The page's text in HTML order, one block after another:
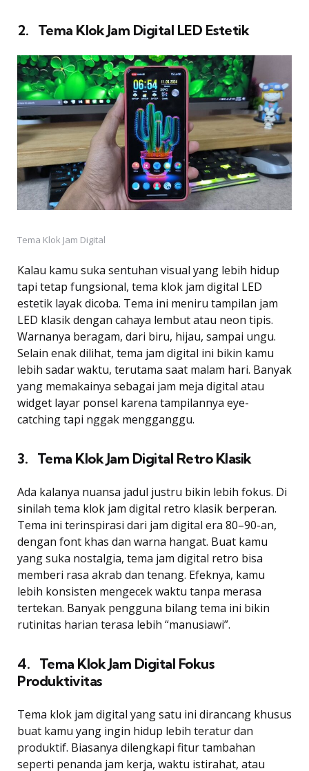
2. Tema Klok Jam Digital LED Estetik
Tema Klok Jam Digital
Kalau kamu suka sentuhan visual yang lebih hidup
tapi tetap fungsional, tema klok jam digital LED
estetik layak dicoba. Tema ini meniru tampilan jam
LED klasik dengan cahaya lembut atau neon tipis.
Warnanya beragam, dari biru, hijau, sampai ungu.
Selain enak dilihat, tema jam digital ini bikin kamu
lebih sadar waktu, terutama saat malam hari. Banyak
yang memakainya sebagai jam meja digital atau
widget layar ponsel karena tampilannya eye-
catching tapi nggak mengganggu.
3. Tema Klok Jam Digital Retro Klasik
Ada kalanya nuansa jadul justru bikin lebih fokus. Di
sinilah tema klok jam digital retro klasik berperan.
Tema ini terinspirasi dari jam digital era 80–90-an,
dengan font khas dan warna hangat. Buat kamu
yang suka nostalgia, tema jam digital retro bisa
memberi rasa akrab dan tenang. Efeknya, kamu
lebih konsisten mengecek waktu tanpa merasa
tertekan. Banyak pengguna bilang tema ini bikin
rutinitas harian terasa lebih “manusiawi”.
4. Tema Klok Jam Digital Fokus
Produktivitas
Tema klok jam digital yang satu ini dirancang khusus
buat kamu yang ingin hidup lebih teratur dan
produktif. Biasanya dilengkapi fitur tambahan
seperti penanda jam kerja, waktu istirahat, atau